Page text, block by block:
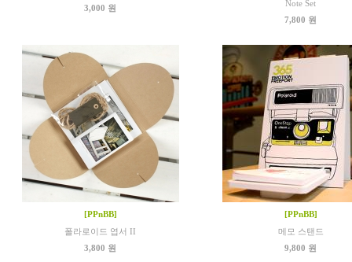
3,000 원
Note Set
7,800 원
[PPnBB]
폴라로이드 엽서 II
3,800 원
[PPnBB]
메모 스탠드
9,800 원